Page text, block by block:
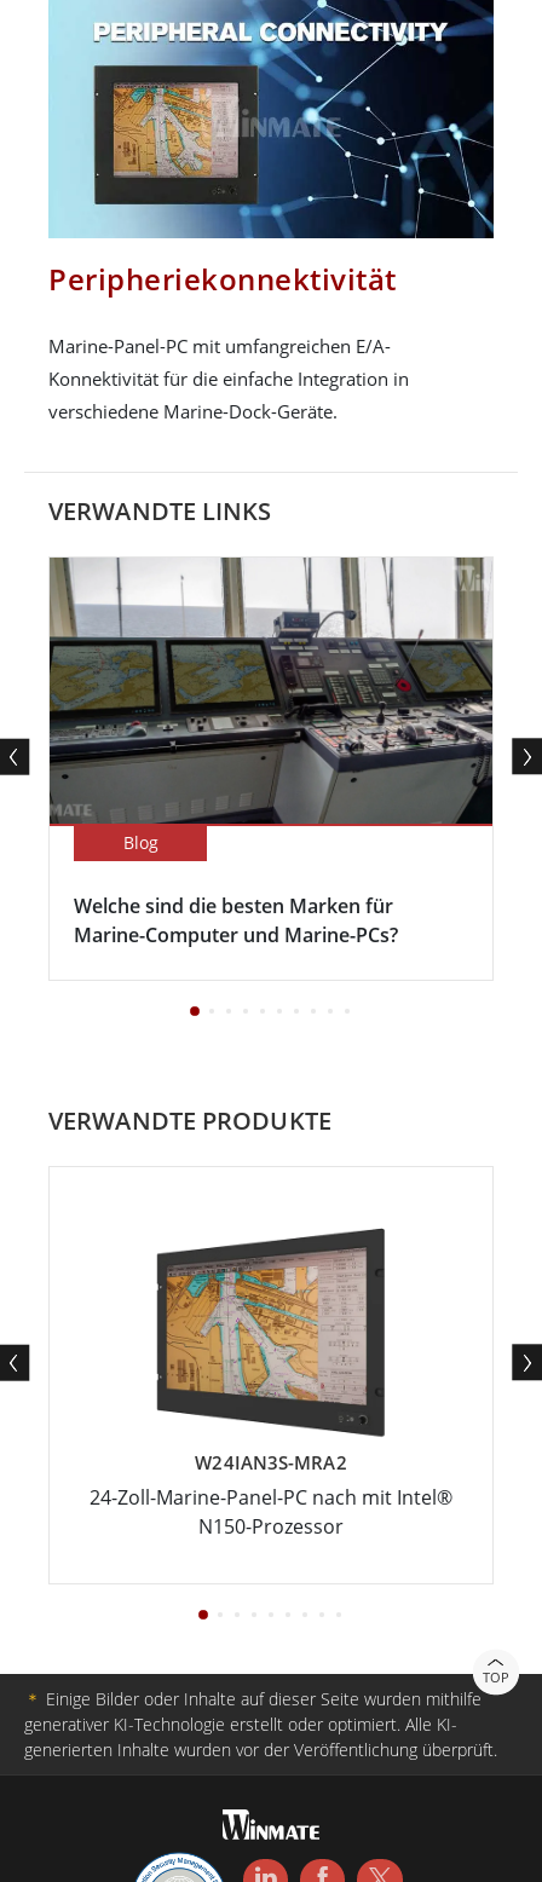
Peripheriekonnektivität
Marine-Panel-PC mit umfangreichen E/A-
Konnektivität für die einfache Integration in
verschiedene Marine-Dock-Geräte.
VERWANDTE LINKS
Blog
Welche sind die besten Marken für
Marine-Computer und Marine-PCs?
VERWANDTE PRODUKTE
W24IAN3S-MRA2
24-Zoll-Marine-Panel-PC nach mit Intel®
N150-Prozessor
TOP
＊ Einige Bilder oder Inhalte auf dieser Seite wurden mithilfe
generativer KI-Technologie erstellt oder optimiert. Alle KI-
generierten Inhalte wurden vor der Veröffentlichung überprüft.